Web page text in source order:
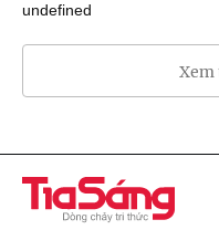
undefined